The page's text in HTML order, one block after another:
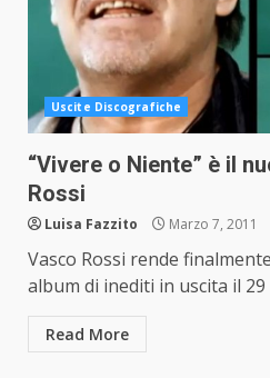
Uscite Discografiche
“Vivere o Niente” è il
Rossi
Luisa Fazzito Marzo 7, 2011
Vasco Rossi rende
album di inediti in uscita il 29
Read More